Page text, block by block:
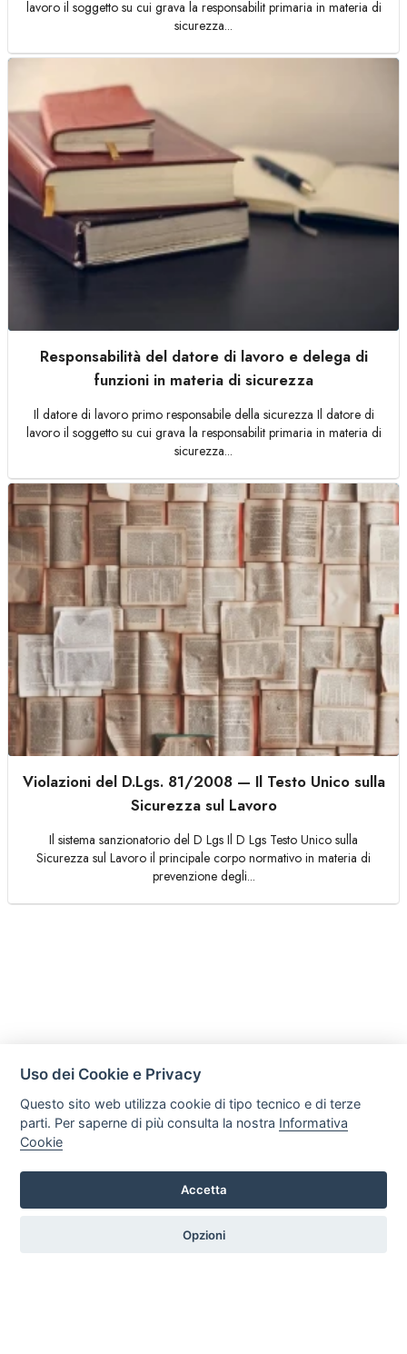
lavoro il soggetto su cui grava la responsabilit primaria in materia di
sicurezza...
Responsabilità del datore di lavoro e delega di
funzioni in materia di sicurezza
Il datore di lavoro primo responsabile della sicurezza Il datore di
lavoro il soggetto su cui grava la responsabilit primaria in materia di
sicurezza...
Violazioni del D.Lgs. 81/2008 — Il Testo Unico sulla
Sicurezza sul Lavoro
Il sistema sanzionatorio del D Lgs Il D Lgs Testo Unico sulla
Sicurezza sul Lavoro il principale corpo normativo in materia di
prevenzione degli...
Tel. +39 0296846010 / +39 3472680371 Email: info@legalaiditalia.it
Uso dei Cookie e Privacy
Questo sito web utilizza cookie di tipo tecnico e di terze
parti. Per saperne di più consulta la nostra Informativa
Cookie
Accetta
Opzioni